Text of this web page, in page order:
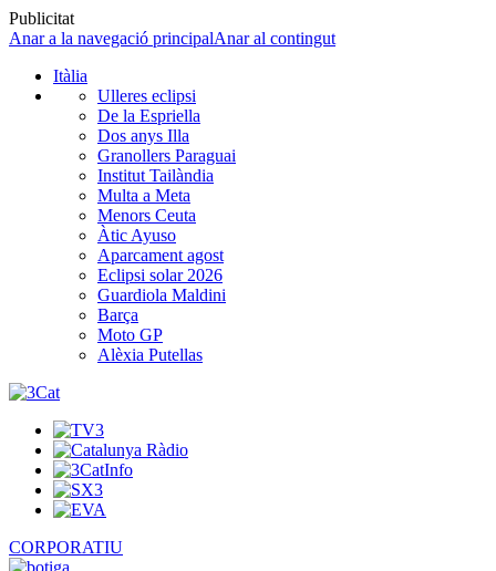
Publicitat
Anar a la navegació principalAnar al contingut
Itàlia
Ulleres eclipsi
De la Espriella
Dos anys Illa
Granollers Paraguai
Institut Tailàndia
Multa a Meta
Menors Ceuta
Àtic Ayuso
Aparcament agost
Eclipsi solar 2026
Guardiola Maldini
Barça
Moto GP
Alèxia Putellas
CORPORATIU